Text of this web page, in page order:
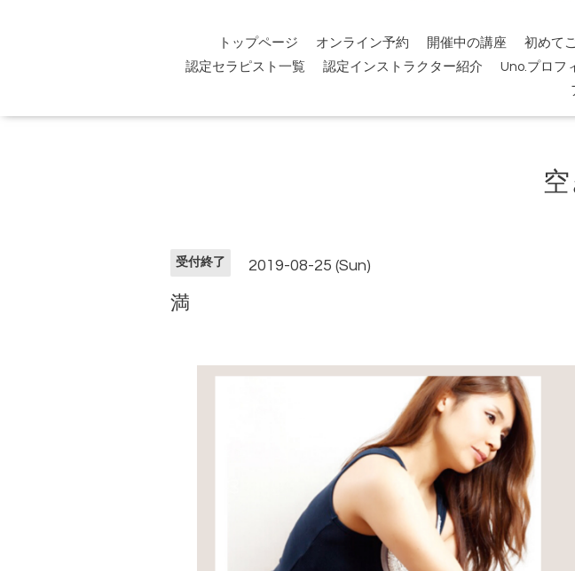
トップページ オンライン予約 開催中の講座 初めて
認定セラピスト一覧
認定インストラクター紹介 Uno.プロフ
受付終了 2019-08-25 (Sun)
満